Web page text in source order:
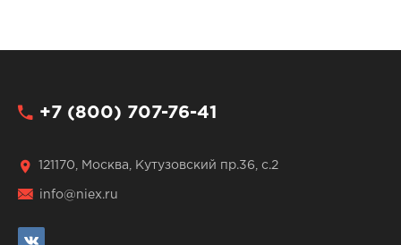
+7 (800) 707-76-41
121170, Москва, Кутузовский пр.36, с.2
info@niex.ru